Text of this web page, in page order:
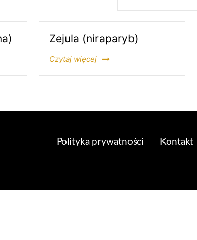
Zejula (niraparyb)
Czytaj więcej
Polityka prywatności Kontakt